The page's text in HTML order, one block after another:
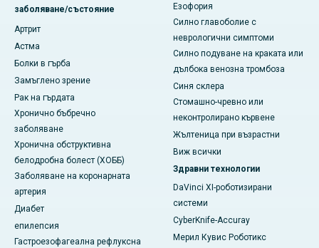
заболяване/състояние
Артрит
Астма
Болки в гърба
Замъглено зрение
Рак на гърдата
Хронично бъбречно
заболяване
Хронична обструктивна
белодробна болест (ХОББ)
Заболяване на коронарната
артерия
Диабет
епилепсия
Гастроезофагеална рефлуксна
Езофория
Силно главоболие с
неврологични симптоми
Силно подуване на краката или
дълбока венозна тромбоза
Синя склера
Стомашно-чревно или
неконтролирано кървене
Жълтеница при възрастни
Виж всички
Здравни технологии
DaVinci XI-роботизирани
системи
CyberKnife-Accuray
Мерил Кувис Роботикс